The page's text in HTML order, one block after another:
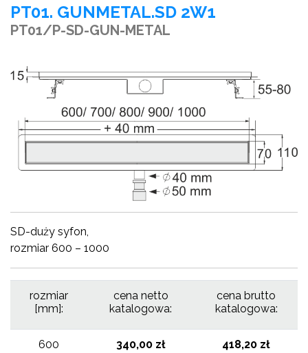
PT01. GUNMETAL.SD 2W1
PT01/P-SD-GUN-METAL
SD-duży syfon,
rozmiar 600 – 1000
rozmiar
[mm]:
cena netto
katalogowa:
cena brutto
katalogowa:
600 340,00 zł 418,20 zł